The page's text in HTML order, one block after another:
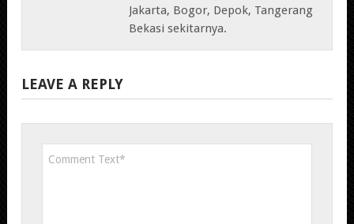
Jakarta, Bogor, Depok, Tangerang
Bekasi sekitarnya.
LEAVE A REPLY